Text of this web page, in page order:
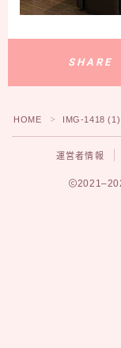
SHARE
HOME ＞ IMG-1418 (1)
運営者情報